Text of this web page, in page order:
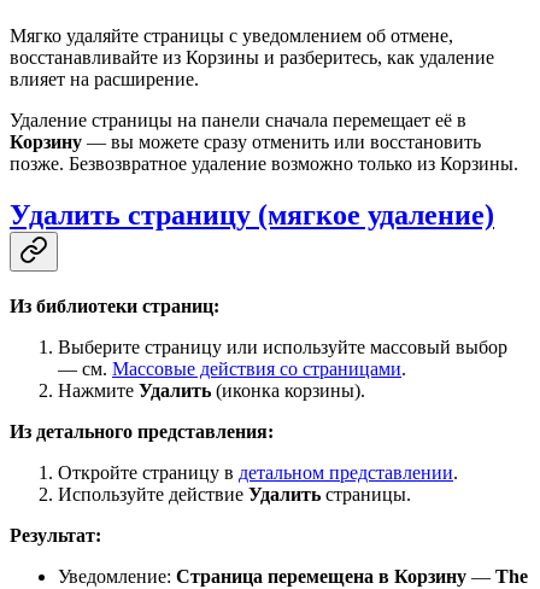
Мягко удаляйте страницы с уведомлением об отмене,
восстанавливайте из Корзины и разберитесь, как удаление
влияет на расширение.
Удаление страницы на панели сначала перемещает её в
Корзину — вы можете сразу отменить или восстановить
позже. Безвозвратное удаление возможно только из Корзины.
Удалить страницу (мягкое удаление)
Из библиотеки страниц:
Выберите страницу или используйте массовый выбор
— см. Массовые действия со страницами.
Нажмите Удалить (иконка корзины).
Из детального представления:
Откройте страницу в детальном представлении.
Используйте действие Удалить страницы.
Результат:
Уведомление: Страница перемещена в Корзину — The